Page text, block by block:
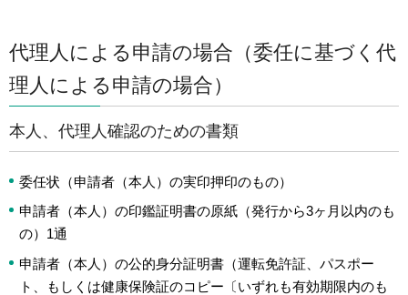
代理人による申請の場合（委任に基づく代
理人による申請の場合）
本人、代理人確認のための書類
委任状（申請者（本人）の実印押印のもの）
申請者（本人）の印鑑証明書の原紙（発行から3ヶ月以内のも
の）1通
申請者（本人）の公的身分証明書（運転免許証、パスポー
ト、もしくは健康保険証のコピー〔いずれも有効期限内のも